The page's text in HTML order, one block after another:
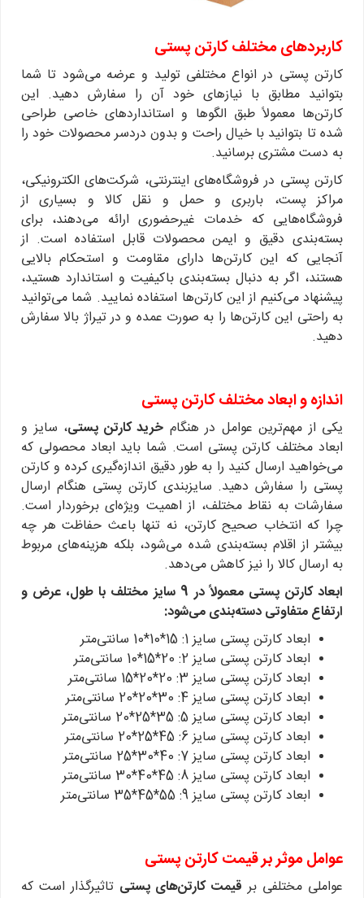
کاربردهای مختلف کارتن پستی
کارتن پستی در انواع مختلفی تولید و عرضه می‌شود تا شما
بتوانید مطابق با نیازهای خود آن‌ را سفارش دهید. این
کارتن‌ها معمولاً طبق الگوها و استانداردهای خاصی طراحی
شده تا بتوانید با خیال راحت و بدون دردسر محصولات خود را
به دست مشتری برسانید.
کارتن پستی در فروشگاه‌های اینترنتی، شرکت‌های الکترونیکی،
مراکز پست، باربری و حمل و نقل کالا و بسیاری از
فروشگاه‌هایی که خدمات غیرحضوری ارائه می‌دهند، برای
بسته‌بندی دقیق و ایمن محصولات قابل استفاده است. از
آنجایی که این کارتن‌ها دارای مقاومت و استحکام بالایی
هستند، اگر به دنبال بسته‌بندی باکیفیت و استاندارد هستید،
پیشنهاد می‌کنیم از این کارتن‌ها استفاده نمایید. شما می‌توانید
به راحتی این کارتن‌ها را به صورت عمده و در تیراژ بالا سفارش
دهید.
اندازه و ابعاد مختلف کارتن پستی
یکی از مهم‌ترین عوامل در هنگام خرید کارتن پستی، سایز و
ابعاد مختلف کارتن پستی است. شما باید ابعاد محصولی که
می‌خواهید ارسال کنید را به طور دقیق اندازه‌گیری کرده و کارتن
پستی را سفارش دهید. سایزبندی کارتن پستی هنگام ارسال
سفارشات به نقاط مختلف، از اهمیت ویژه‌ای برخوردار است.
چرا که انتخاب صحیح کارتن، نه تنها باعث حفاظت هر چه
بیشتر از اقلام بسته‌بندی شده می‌شود، بلکه هزینه‌های مربوط
به ارسال کالا را نیز کاهش می‌دهد.
ابعاد کارتن پستی معمولاً در 9 سایز مختلف با طول، عرض و
ارتفاع متفاوتی دسته‌بندی می‌شود:
ابعاد کارتن پستی سایز 1: 15*10*10 سانتی‌متر
ابعاد کارتن پستی سایز 2: 20*15*10 سانتی‌متر
ابعاد کارتن پستی سایز 3: 20*20*15 سانتی‌متر
ابعاد کارتن پستی سایز 4: 30*20*20 سانتی‌متر
ابعاد کارتن پستی سایز 5: 35*25*20 سانتی‌متر
ابعاد کارتن پستی سایز 6: 45*25*20 سانتی‌متر
ابعاد کارتن پستی سایز 7: 40*30*25 سانتی‌متر
ابعاد کارتن پستی سایز 8: 45*40*30 سانتی‌متر
ابعاد کارتن پستی سایز 9: 55*45*35 سانتی‌متر
عوامل موثر بر قیمت کارتن پستی
عواملی مختلفی بر قیمت کارتن‌های پستی تاثیرگذار است که